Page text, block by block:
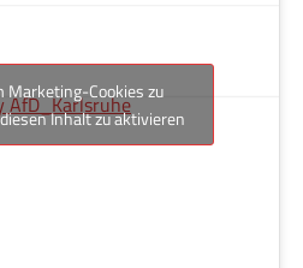
AfD_Karlsruhe
Marketing-Cookies zu
Inhalt zu aktivieren